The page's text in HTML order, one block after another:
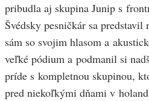
pribudla aj skupina Junip s
Švédsky pesničkár sa predstavil
sám so svojim hlasom a
veľké pódium a podmanil si
príde s kompletnou skupinou,
pred niekoľkými dňami v